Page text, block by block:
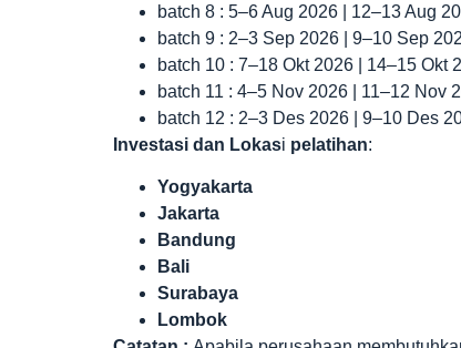
batch 8 : 5–6 Aug 2026 | 12–13 Aug
batch 9 : 2–3 Sep 2026 | 9–10 Sep
batch 10 : 7–18 Okt 2026 | 14–15 Okt
batch 11 : 4–5 Nov 2026 | 11–12 Nov
batch 12 : 2–3 Des 2026 | 9–10 Des
Investasi dan Lokasi pelatihan:
Yogyakarta
Jakarta
Bandung
Bali
Surabaya
Lombok